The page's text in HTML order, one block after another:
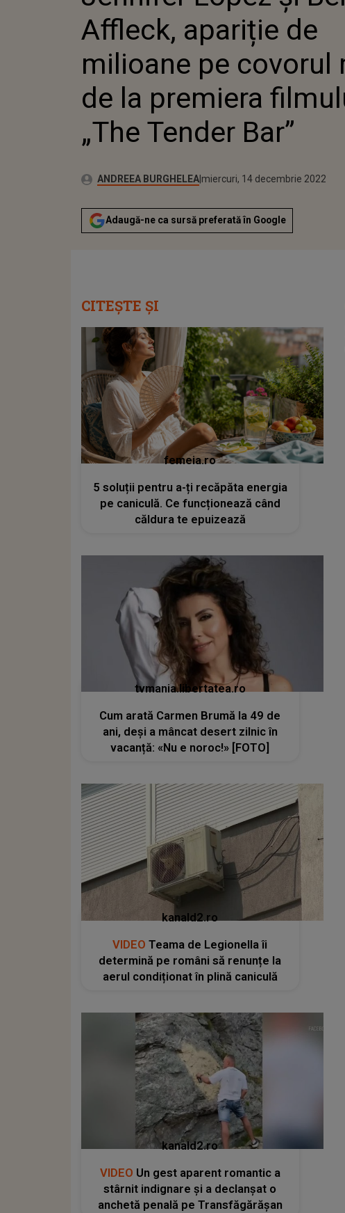
ROȘU DE LA
FILMULUI „THE
BAR”
Affleck, apariție de
milioane pe covorul
de la premiera
„The Tender Bar”
Autor:ANDREEA BURGHELEAPublicat:
marți, 14 decembrie 2021
Actualizat:
miercuri, 14 decembrie 2022
Adaugă-ne ca sursă preferată în Google
CITEȘTE ȘI
femeia.ro
5 soluții pentru a-ți recăpăta energia
pe caniculă. Ce funcționează când
căldura te epuizează
tvmania.libertatea.ro
Cum arată Carmen Brumă la 49 de
ani, deși a mâncat desert zilnic în
vacanță: «Nu e noroc!» [FOTO]
kanald2.ro
VIDEO Teama de Legionella îi
determină pe români să renunțe la
aerul condiționat în plină caniculă
kanald2.ro
VIDEO Un gest aparent romantic a
stârnit indignare și a declanșat o
anchetă penală pe Transfăgărășan